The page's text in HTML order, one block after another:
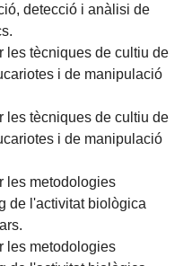
detecció i anàlisi de
les tècniques de cultiu de
i de manipulació
les tècniques de cultiu de
i de manipulació
les metodologies
de l'activitat biològica
les metodologies